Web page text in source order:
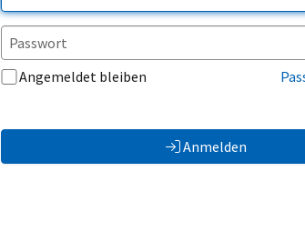
Angemeldet bleiben
Anmelden